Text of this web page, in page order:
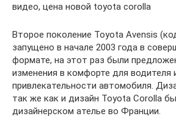
видео, цена новой toyota corolla
Второе поколение Toyota Avensis
запущено в начале 2003 года в
формате, на этот раз были
изменения в комфорте для водителя
привлекательности автомобиля.
так же как и дизайн Toyota Corolla
дизайнерском ателье во Франции.